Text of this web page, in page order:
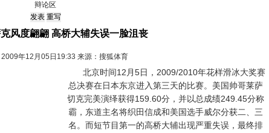
辩论区
风度翩翩 高桥大辅失误一脸沮丧
2009年12月05日19:33 来源：搜狐体育
北京时间12月5日，2009/2010年花样滑冰大奖赛
总决赛在日本东京进入第三天的比赛。美国帅哥莱萨
切克完美演绎获得159.60分，并以总成绩249.45分称
霸，东道主名将织田信成和美国选手威尔分获二、三
名。而短节目第一的高桥大辅出现严重失误，最终排